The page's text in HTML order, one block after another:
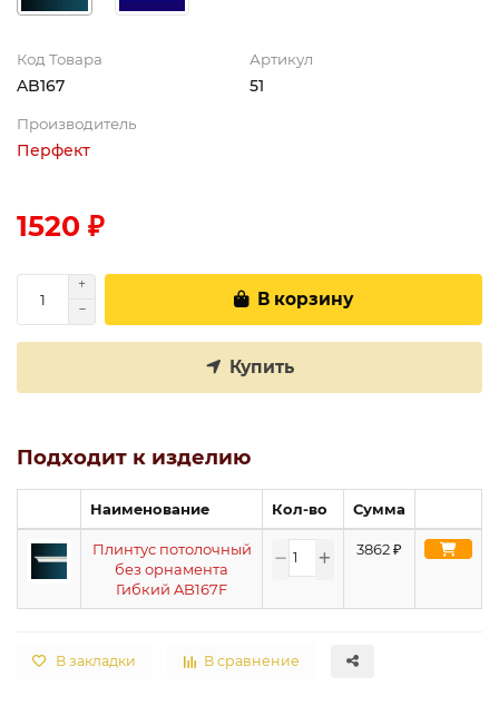
Код Товара
AB167
Артикул
51
Производитель
Перфект
1520 ₽
В корзину
Купить
Подходит к изделию
Наименование Кол-во Сумма
Плинтус потолочный
без орнамента
Гибкий AB167F
3862₽
В закладки В сравнение